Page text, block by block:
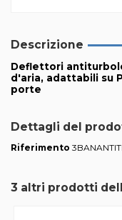
Descrizione
Deflettori
d'aria, adattabili su
porte
Dettagli del
Riferimento
3 altri prodotti